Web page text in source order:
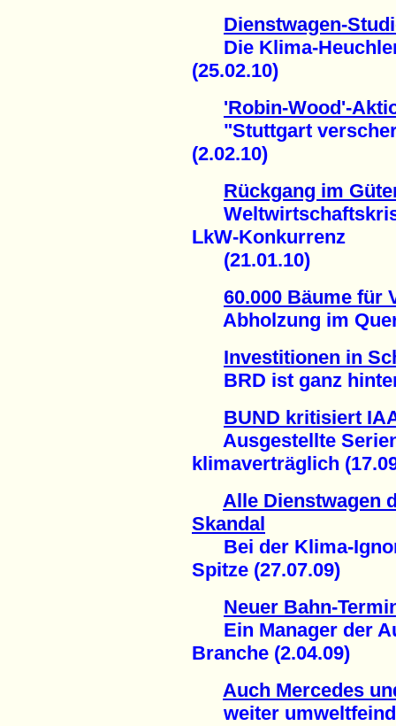
Dienstwagen-
Die Klima-
(25.02.10)
'Robin-Wood'-
"Stuttgart
(2.02.10)
Rückgang im
LkW-Konkurrenz
(21.01.10)
60.000 Bäume für
Abholzung im
Investitionen in
BRD ist ganz
BUND kritisiert
Ausgestellte
klimaverträglich
Alle Dienstwagen
Skandal
Bei der Klima-
Spitze (27.07.09)
Neuer Bahn-
Ein Manager der
Branche (2.04.09)
Auch Mercedes
weiter